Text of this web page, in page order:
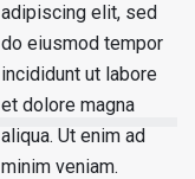
adipiscing elit, sed
do eiusmod tempor
incididunt ut labore
et dolore magna
aliqua. Ut enim ad
minim veniam.